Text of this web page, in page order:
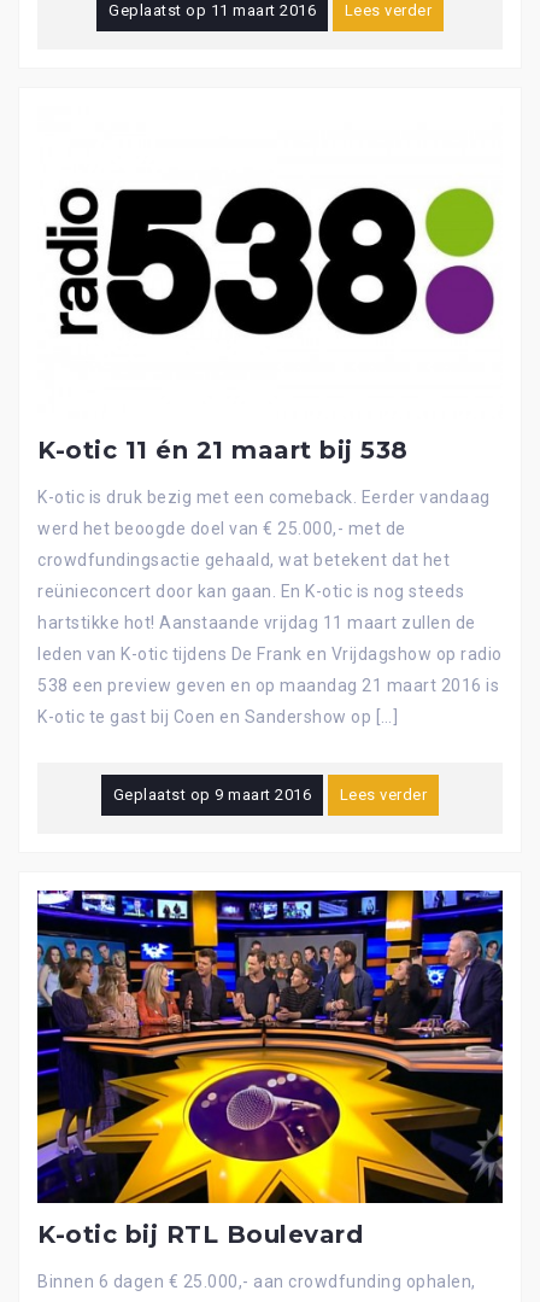
Geplaatst op 11 maart 2016 Lees verder
K-otic 11 én 21 maart bij 538
K-otic is druk bezig met een comeback. Eerder vandaag
werd het beoogde doel van € 25.000,- met de
crowdfundingsactie gehaald, wat betekent dat het
reünieconcert door kan gaan. En K-otic is nog steeds
hartstikke hot! Aanstaande vrijdag 11 maart zullen de
leden van K-otic tijdens De Frank en Vrijdagshow op radio
538 een preview geven en op maandag 21 maart 2016 is
K-otic te gast bij Coen en Sandershow op […]
Geplaatst op9 maart 2016 Lees verder
K-otic bij RTL Boulevard
Binnen 6 dagen € 25.000,- aan crowdfunding ophalen,